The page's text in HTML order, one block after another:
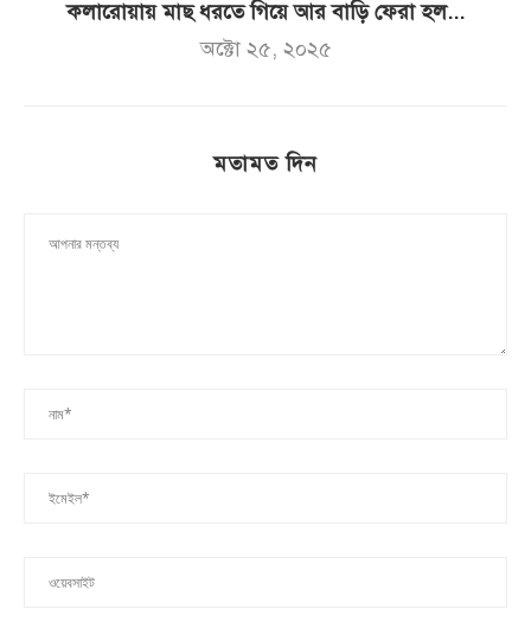
কলারোয়ায় মাছ ধরতে গিয়ে আর বাড়ি ফেরা হল...
অক্টো ২৫, ২০২৫
মতামত দিন